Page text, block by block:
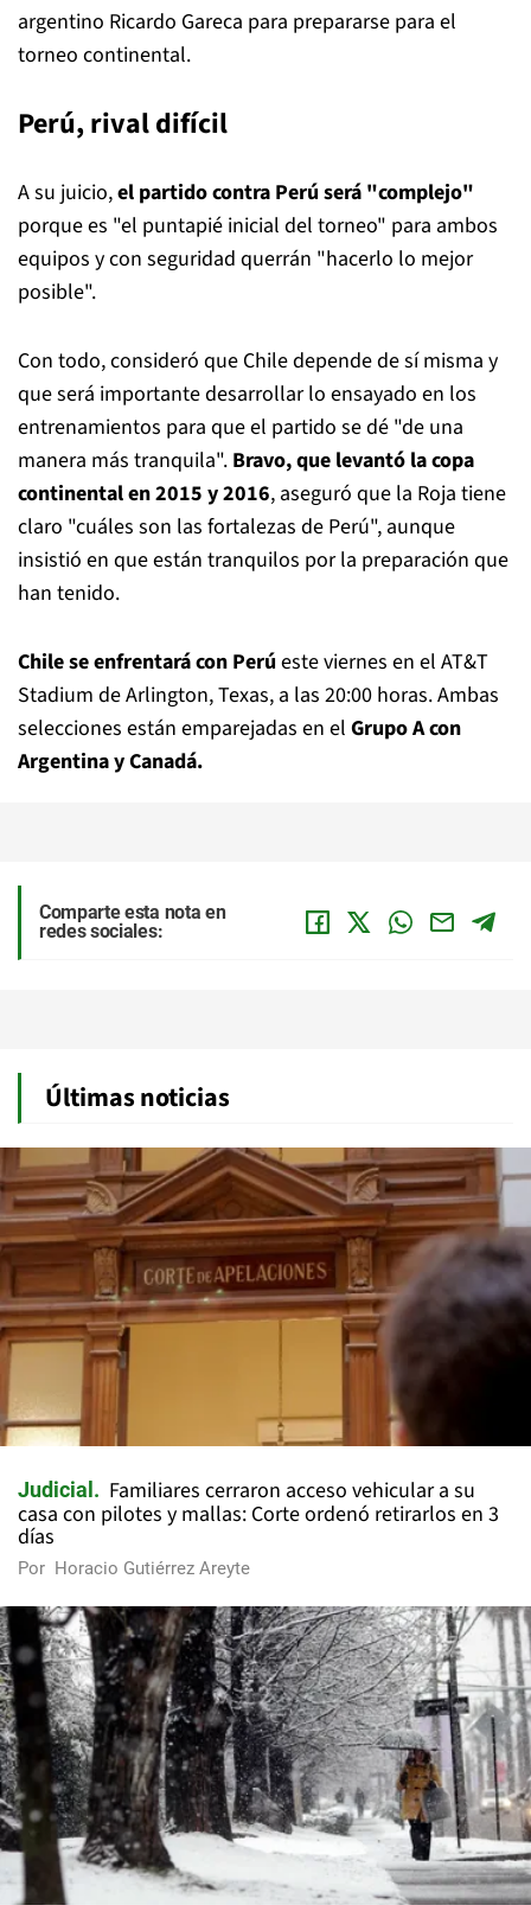
argentino Ricardo Gareca para prepararse para el
torneo continental.
Perú, rival difícil
A su juicio,el partido contra Perú será "complejo"
porque es "el puntapié inicial del torneo" para ambos
equipos y con seguridad querrán "hacerlo lo mejor
posible".
Con todo, consideró que Chile depende de sí misma y
que será importante desarrollar lo ensayado en los
entrenamientos para que el partido se dé "de una
manera más tranquila". Bravo, que levantó la copa
continental en 2015 y 2016, aseguró que la Roja tiene
claro "cuáles son las fortalezas de Perú", aunque
insistió en que están tranquilos por la preparación que
han tenido.
Chile se enfrentará con Perú este viernes en el AT&T
Stadium de Arlington, Texas, a las 20:00 horas. Ambas
selecciones están emparejadas en el Grupo A con
Argentina y Canadá.
Comparte esta nota en
redes sociales:
Últimas noticias
Judicial
Familiares cerraron acceso vehicular a su
casa con pilotes y mallas: Corte ordenó retirarlos en 3
días
Por Horacio Gutiérrez Areyte